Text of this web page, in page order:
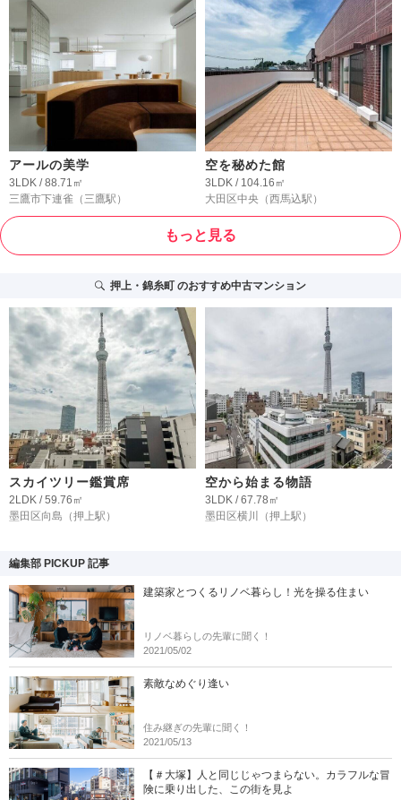
アールの美学
3LDK / 88.71㎡
三鷹市下連雀 （三鷹駅）
空を秘めた館
3LDK / 104.16㎡
大田区中央 （西馬込駅）
もっと見る
押上・錦糸町のおすすめ中古マンション
スカイツリー鑑賞席
2LDK / 59.76㎡
墨田区向島 （押上駅）
空から始まる物語
3LDK / 67.78㎡
墨田区横川
（押上駅）
編集部 PICKUP 記事
建築家とつくるリノベ暮らし！光を操る住まい
リノベ暮らしの先輩に聞く！
2021/05/02
素敵なめぐり逢い
住み継ぎの先輩に聞く！
2021/05/13
【＃大塚】人と同じじゃつまらない。カラフルな冒
険に乗り出した、この街を見よ